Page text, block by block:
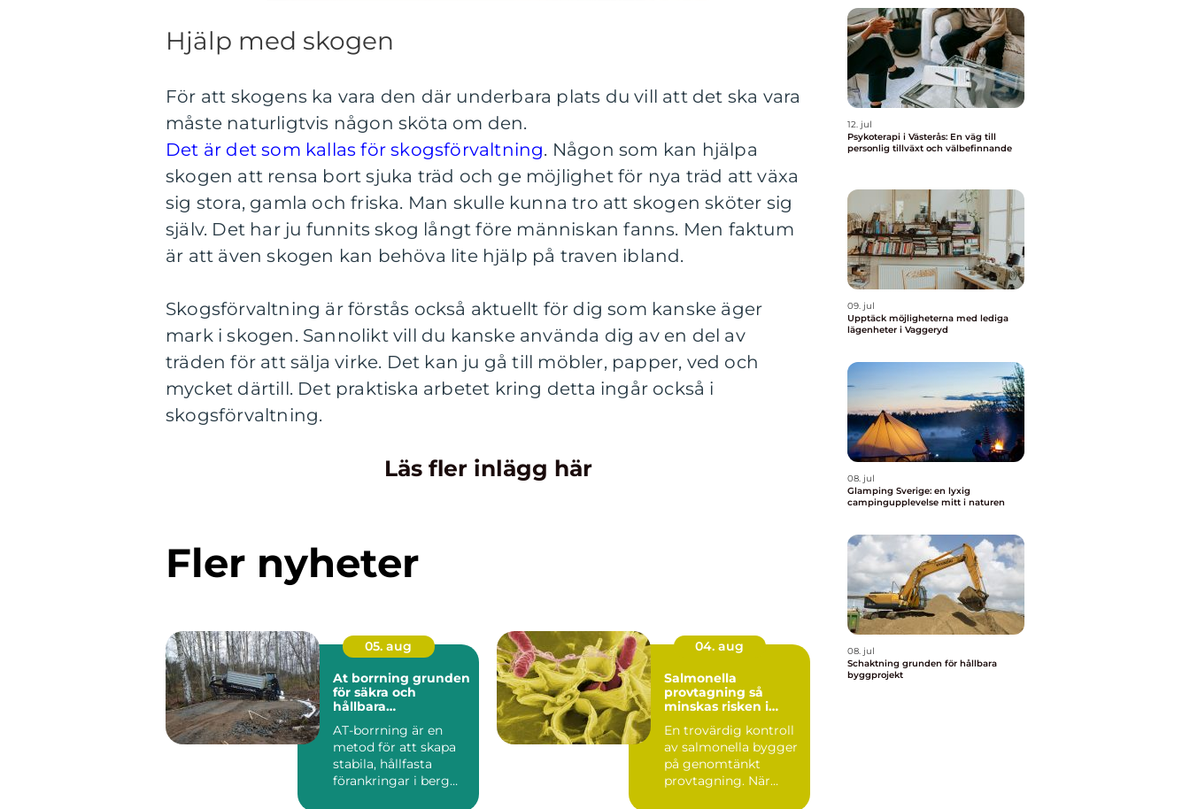
Hjälp med skogen
För att skogens ka vara den där underbara plats du vill att det ska vara
måste naturligtvis någon sköta om den.
Det är det som kallas för skogsförvaltning. Någon som kan hjälpa
skogen att rensa bort sjuka träd och ge möjlighet för nya träd att växa
sig stora, gamla och friska. Man skulle kunna tro att skogen sköter sig
själv. Det har ju funnits skog långt före människan fanns. Men faktum
är att även skogen kan behöva lite hjälp på traven ibland.
Skogsförvaltning är förstås också aktuellt för dig som kanske äger
mark i skogen. Sannolikt vill du kanske använda dig av en del av
träden för att sälja virke. Det kan ju gå till möbler, papper, ved och
mycket därtill. Det praktiska arbetet kring detta ingår också i
skogsförvaltning.
Läs fler inlägg här
Fler nyheter
05. aug
At borrning grunden
för säkra och
hållbara
AT-borrning är en
metod för att skapa
stabila, hållfasta
förankringar i berg
04. aug
Salmonella
provtagning så
minskas risken i
En trovärdig kontroll
av salmonella bygger
på genomtänkt
provtagning. När
12. jul
Psykoterapi i Västerås: En väg till
personlig tillväxt och välbefinnande
09. jul
Upptäck möjligheterna med lediga
lägenheter i Vaggeryd
08. jul
Glamping Sverige: en lyxig
campingupplevelse mitt i naturen
08. jul
Schaktning grunden för hållbara
byggprojekt